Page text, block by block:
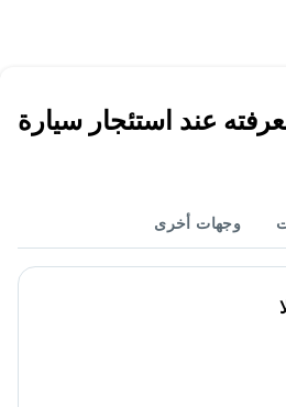
عند استئجار سيارة
وجهات أخرى